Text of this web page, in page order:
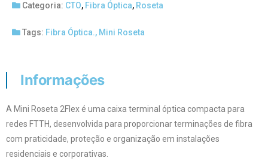
Categoria: CTO, Fibra Óptica, Roseta
Tags: Fibra Óptica., Mini Roseta
Informações
A Mini Roseta 2Flex é uma caixa terminal óptica compacta para
redes FTTH, desenvolvida para proporcionar terminações de fibra
com praticidade, proteção e organização em instalações
residenciais e corporativas.